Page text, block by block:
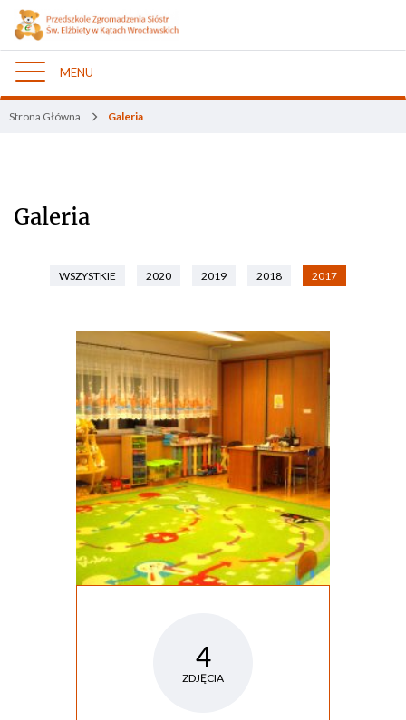
Nawigacja
MENU
Strona Główna Galeria
Galeria
WSZYSTKIE 2020 2019 2018 2017
4
ZDJĘCIA